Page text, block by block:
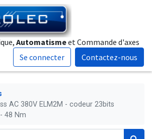
Automatismeet Commande d'axes
Se connecter
Contactez-nous
AC 380V ELM2M - codeur 23bits
48 Nm